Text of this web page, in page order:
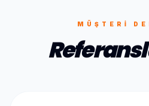
MÜŞTERI